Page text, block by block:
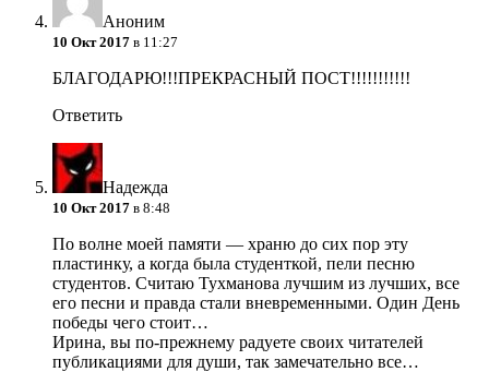
Аноним
10 Окт 2017 в 11:27
БЛАГОДАРЮ!!!ПРЕКРАСНЫЙ ПОСТ!!!!!!!!!!!
Ответить
Надежда
10 Окт 2017 в 8:48
По волне моей памяти — храню до сих пор эту
пластинку, а когда была студенткой, пели песню
студентов. Считаю Тухманова лучшим из лучших, все
его песни и правда стали вневременными. Один День
победы чего стоит…
Ирина, вы по-прежнему радуете своих читателей
публикациями для души, так замечательно все…